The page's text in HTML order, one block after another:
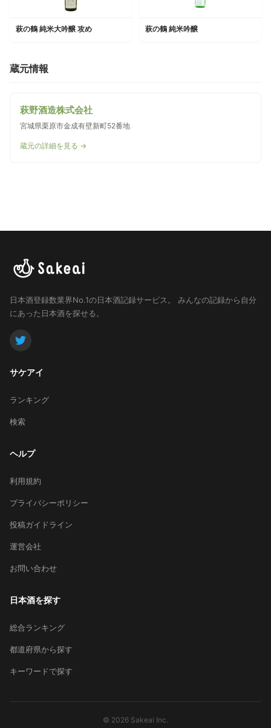
萩の鶴 純米大吟醸 攻め 萩の鶴 純米吟醸
蔵元情報
萩野酒造株式会社
宮城県栗原市金成有壁新町52番地
蔵元の詳細を見る →
日本酒登録数業界No.1の日本酒記録サービス。
みんなの記録から自分
にあった日本酒を探せる。
サケアイ
ランキング
検索
ヘルプ
利用規約
プライバシーポリシー
投稿ガイドライン
運営会社
お問い合わせ
日本酒を探す
総合ランキング
都道府県から探す
キーワードで探す
© 2026 Sakeai Inc.